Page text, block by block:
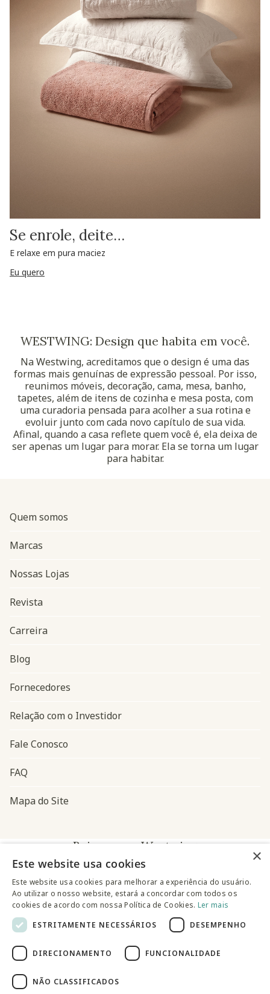
Se enrole, deite…
E relaxe em pura maciez
Eu quero
WESTWING: Design que habita em você.
Na Westwing, acreditamos que o design é uma das
formas mais genuínas de expressão pessoal. Por isso,
reunimos móveis, decoração, cama, mesa, banho,
tapetes, além de itens de cozinha e mesa posta, com
uma curadoria pensada para acolher a sua rotina e
evoluir junto com cada novo capítulo de sua vida.
Afinal, quando a casa reflete quem você é, ela deixa de
ser apenas um lugar para morar. Ela se torna um lugar
para habitar.
Navegação do rodapé
Quem somos
Marcas
Nossas Lojas
Revista
Carreira
Blog
Fornecedores
Relação com o Investidor
Fale Conosco
FAQ
Mapa do Site
Baixe o app Westwing
@westwingbr
Somos uma empresa certificada
×
Este website usa cookies
Este website usa cookies para melhorar a experiência do usuário.
Ao utilizar o nosso website, estará a concordar com todos os
cookies de acordo com nossa Política de Cookies. Ler mais
ESTRITAMENTE NECESSÁRIOS
DESEMPENHO
DIRECIONAMENTO FUNCIONALIDADE
NÃO CLASSIFICADOS